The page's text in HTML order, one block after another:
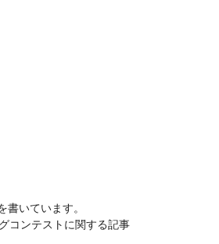
いています。
コンテストに関する記事